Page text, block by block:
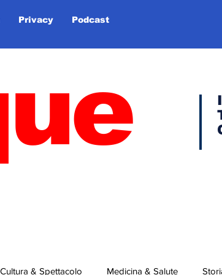
Privacy Podcast
Cultura & Spettacolo Medicina & Salute